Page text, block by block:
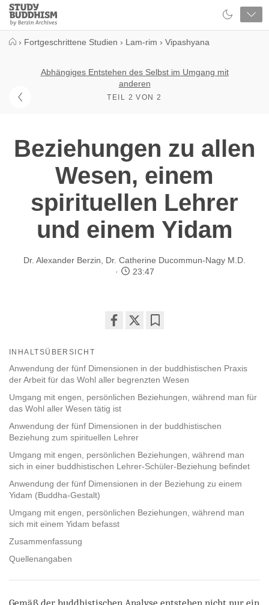
Close
Study
Buddhism
› Fortgeschrittene Studien › Lam-rim › Vipashyana
Abhängiges Entstehen des Selbst im Umgang mit
anderen
TEIL 2 VON 2
Beziehungen zu allen
Wesen, einem
spirituellen Lehrer
und einem Yidam
Dr. Alexander Berzin
Dr. Catherine Ducommun-Nagy M.D.
23:47
facebook
INHALTSÜBERSICHT
Anwendung der fünf Dimensionen in der buddhistischen Praxis
der Arbeit für das Wohl aller begrenzten Wesen
Umgang mit engen, persönlichen Beziehungen, während man für
das Wohl aller Wesen tätig ist
Anwendung der fünf Dimensionen in der buddhistischen
Beziehung zum spirituellen Lehrer
Umgang mit engen, persönlichen Beziehungen, während man
sich in einer buddhistischen Lehrer-Schüler-Beziehung befindet
Anwendung der fünf Dimensionen in der Beziehung zu einem
Yidam (Buddha-Gestalt)
Umgang mit engen, persönlichen Beziehungen, während man
sich mit einem Yidam befasst
Zusammenfassung
Quellenangaben